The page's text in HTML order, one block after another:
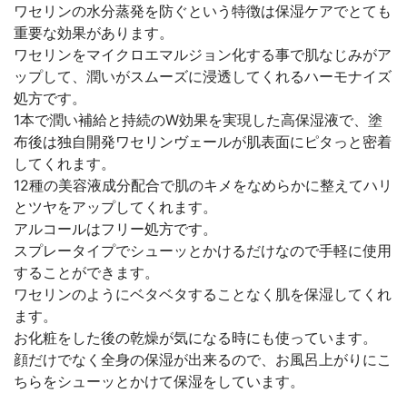
ワセリンの水分蒸発を防ぐという特徴は保湿ケアでとても
重要な効果があります。
ワセリンをマイクロエマルジョン化する事で肌なじみがア
ップして、潤いがスムーズに浸透してくれるハーモナイズ
処方です。
1本で潤い補給と持続のW効果を実現した高保湿液で、塗
布後は独自開発ワセリンヴェールが肌表面にピタっと密着
してくれます。
12種の美容液成分配合で肌のキメをなめらかに整えてハリ
とツヤをアップしてくれます。
アルコールはフリー処方です。
スプレータイプでシューッとかけるだけなので手軽に使用
することができます。
ワセリンのようにベタベタすることなく肌を保湿してくれ
ます。
お化粧をした後の乾燥が気になる時にも使っています。
顔だけでなく全身の保湿が出来るので、お風呂上がりにこ
ちらをシューッとかけて保湿をしています。